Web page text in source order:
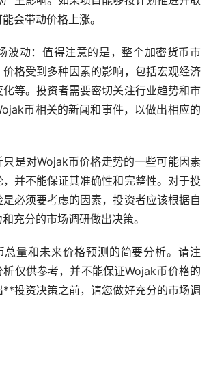
会带动价格上涨。
波动：值得注意的是，整个加密货币市
格受到多种因素的影响，包括宏观经济
等。投资者需要密切关注行业趋势和市
币相关的新闻和事件，以做出相应的
是对Wojak币价格走势的一些可能因素
并不能保证其准确性和完整性。对于投
必须要考虑的因素，投资者应该根据自
充分的市场调研做出决策。
总量和未来价格预测的简要分析。请注
仅供参考，并不能保证Wojak币价格的
投资决策之前，请您做好充分的市场调